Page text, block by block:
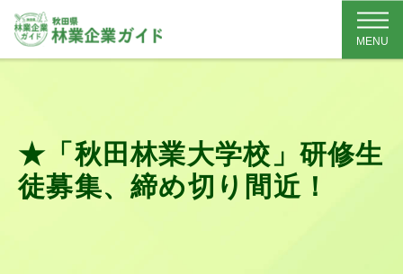
MENU
★「秋田林業大学校」研修生
徒募集、締め切り間近！